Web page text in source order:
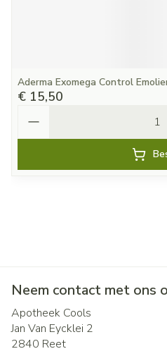
Aderma Exomega Control
€ 15,50
Neem contact met ons
Apotheek Cools
Jan Van Eycklei 2
2840 Reet